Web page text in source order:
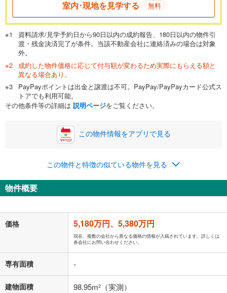
が完済時の年齢は80歳までを条件としています。
閉じる
頭金 万円
0万円 5,380万円
自己資金から住宅購入にかけられる金額を入力してくださ
い。一般的には物件価格の2割までが目安です。
閉じる
ボーナス
万円
0円
ナス時の増額分（1回分）を入力してください。
ボーナス払いの限度額は金融機関によって異なります。
閉じる
月々の返済額
上、ご自身での入力をお願いいたします。初期設定で自動入力されてい
る値は、実際の金融機関等における貸出金利とは何ら関係がなく、実際
の金融機関等における貸出金利を何ら保証するものではありません。返
済方法「元利均等返済」にて算出しております。入力された金利を35年
適用した場合の計算結果を表示しています。
その他月額費用や、初期費用がかかります。ご注意ください。実際にお
借り入れの際は各金融機関等に、必ずご自身でご確認をお願いいたしま
室内･現地を見学する 無料
資料請求/見学予約日から90日以内の成約報告、180日以内の物件引
渡・残金決済完了が条件。当該不動産会社に連絡済みの場合は対象
外。
成約した物件価格に応じて付与額が変わるため実際にもらえる額と
異なる場合あり。
PayPayポイントは出金と譲渡は不可。PayPay/PayPayカード公式ス
トアでも利用可能。
その他条件等の詳細は 説明ページをご覧ください。
この物件情報をアプリで見る
この物件と特徴の似ている物件を見る
物件概要
価格 5,180万円、5,380万円
現在、複数の会社から異なる価格の情報が入稿されています。詳しくは
各会社にお問い合わせください。
専有面積 -
建物面積 98.95m2 （実測）